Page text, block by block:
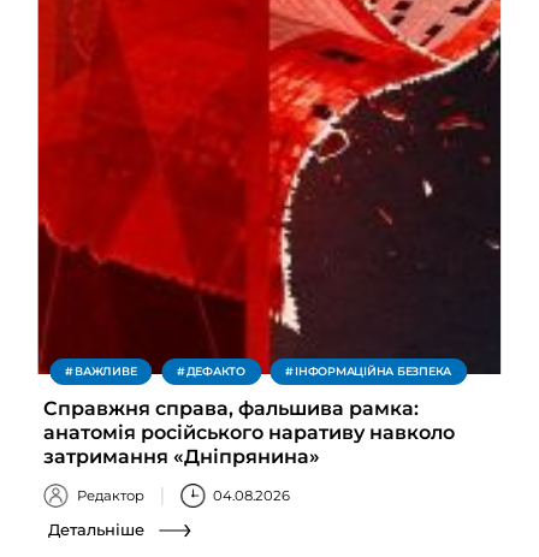
ВАЖЛИВЕ ДЕФАКТО ІНФОРМАЦІЙНА БЕЗПЕКА
Справжня справа, фальшива рамка:
анатомія російського наративу навколо
затримання «Дніпрянина»
Редактор 04.08.2026
Детальніше